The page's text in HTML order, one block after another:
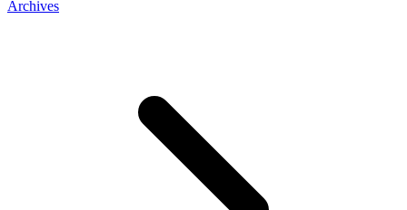
Archives